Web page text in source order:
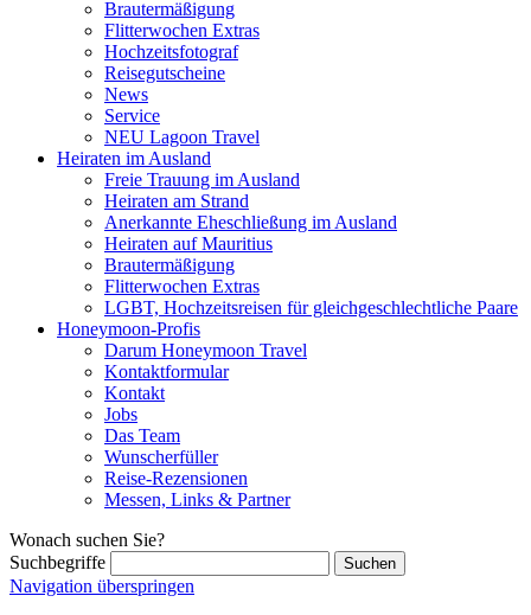
Brautermäßigung
Flitterwochen Extras
Hochzeitsfotograf
Reisegutscheine
News
Service
NEU Lagoon Travel
Heiraten im Ausland
Freie Trauung im Ausland
Heiraten am Strand
Anerkannte Eheschließung im Ausland
Heiraten auf Mauritius
Brautermäßigung
Flitterwochen Extras
LGBT, Hochzeitsreisen für gleichgeschlechtliche Paare
Honeymoon-Profis
Darum Honeymoon Travel
Kontaktformular
Kontakt
Jobs
Das Team
Wunscherfüller
Reise-Rezensionen
Messen, Links & Partner
Wonach suchen Sie?
Suchbegriffe
Navigation überspringen